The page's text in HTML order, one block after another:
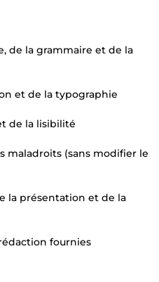
de la grammaire et de la
et de la typographie
de la lisibilité
maladroits (sans modifier le
la présentation et de la
fournies